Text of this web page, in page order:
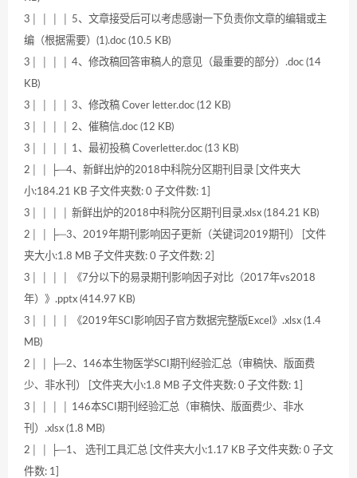
3│ │ │ │ 5、文章接受后可以考虑感谢一下负责你文章的编辑或主
编（根据需要）(1).doc (10.5 KB)
3│ │ │ │ 4、修改稿回答审稿人的意见（最重要的部分）.doc (14
KB)
3│ │ │ │ 3、修改稿 Cover letter.doc (12 KB)
3│ │ │ │ 2、催稿信.doc (12 KB)
3│ │ │ │ 1、最初投稿 Coverletter.doc (13 KB)
2│ │ ├─4、新鲜出炉的2018中科院分区期刊目录 [文件夹大
小:184.21 KB 子文件夹数: 0 子文件数: 1]
3│ │ │ │ 新鲜出炉的2018中科院分区期刊目录.xlsx (184.21 KB)
2│ │ ├─3、2019年期刊影响因子更新（关键词2019期刊） [文件
夹大小:1.8 MB 子文件夹数: 0 子文件数: 2]
3│ │ │ │ 《7分以下的易录期刊影响因子对比（2017年vs2018
年）》.pptx (414.97 KB)
3│ │ │ │ 《2019年SCI影响因子官方数据完整版Excel》.xlsx (1.4
MB)
2│ │ ├─2、146本生物医学SCI期刊经验汇总（审稿快、版面费
少、非水刊） [文件夹大小:1.8 MB 子文件夹数: 0 子文件数: 1]
3│ │ │ │ 146本SCI期刊经验汇总（审稿快、版面费少、非水
刊）.xlsx (1.8 MB)
2│ │ ├─1、 选刊工具汇总 [文件夹大小:1.17 KB 子文件夹数: 0 子文
件数: 1]